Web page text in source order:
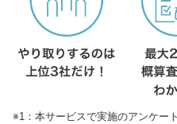
※1：本サービスで実施のアンケー